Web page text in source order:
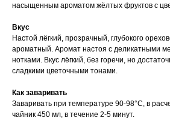
насыщенным ароматом жёлтых фруктов с
Вкус
Настой лёгкий, прозрачный, глубокого
ароматный. Аромат настоя с деликатными
нотками. Вкус лёгкий, без горечи, но
сладкими цветочными тонами.
Как заваривать
Заваривать при температуре 90-98°C, в
чайник 450 мл, в течение 2-5 минут.